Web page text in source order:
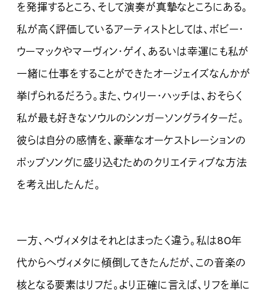
を発揮するところ、そして演奏が真摯なところにある。
私が高く評価しているアーティストとしては、ボビー・
ウーマックやマーヴィン・ゲイ、あるいは幸運にも私が
一緒に仕事をすることができたオージェイズなんかが
挙げられるだろう。また、ウィリー・ハッチは、おそらく
私が最も好きなソウルのシンガーソングライターだ。
彼らは自分の感情を、豪華なオーケストレーションの
ポップソングに盛り込むためのクリエイティブな方法
を考え出したんだ。
一方、ヘヴィメタはそれとはまったく違う。私は80年
代からヘヴィメタに傾倒してきたんだが、この音楽の
核となる要素はリフだ。より正確に言えば、リフを単に